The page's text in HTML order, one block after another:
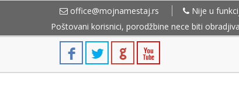
office@mojnamestaj.rs Nije u
Poštovani korisnici, porodžbine nece biti